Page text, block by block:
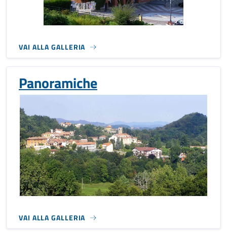
VAI ALLA GALLERIA
Panoramiche
VAI ALLA GALLERIA